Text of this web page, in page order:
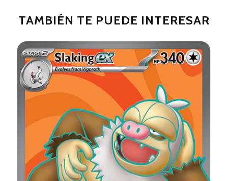
TAMBIÉN TE PUEDE INTERESAR